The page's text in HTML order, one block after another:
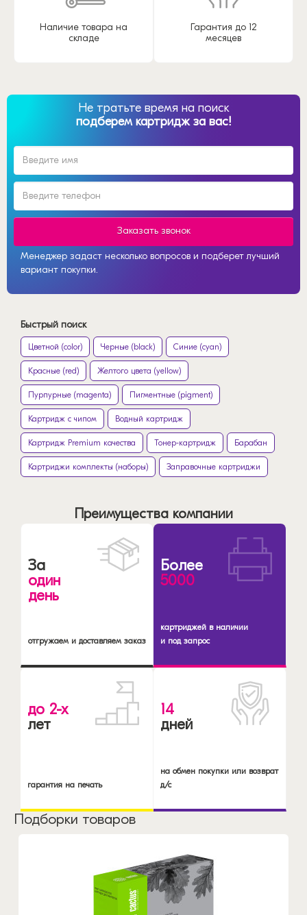
Наличие товара на
складе
Гарантия до 12
месяцев
Не тратьте время на поиск
подберем картридж за вас!
Заказать звонок
Менеджер задаст несколько вопросов и подберет лучший
вариант покупки.
Быстрый поиск
Цветной (color) Черные (black) Синие (cyan)
Красные (red) Желтого цвета (yellow)
Пурпурные (magenta) Пигментные (pigment)
Картридж с чипом Водный картридж
Картридж Premium качества Тонер-картридж Барабан
Картриджи комплекты (наборы) Заправочные картриджи
Преимущества компании
За
один
день
отгружаем и доставляем заказ
Более
5000
картриджей в наличии
и под запрос
до 2-х
лет
гарантия на печать
14
дней
на обмен покупки или возврат
д/с
Подборки товаров